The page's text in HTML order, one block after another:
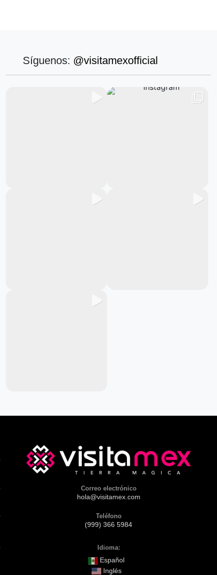
Síguenos: @visitamexofficial
Correo electrónico
hola@visitamex.com
Teléfono
(999) 366 5984
Idioma:
Español
Inglés